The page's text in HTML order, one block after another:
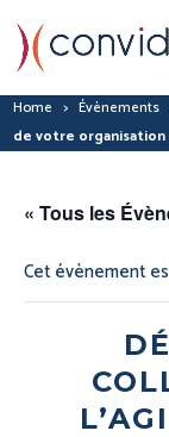
Home >Évènements
de votre organisation
« Tous les
Cet évènement